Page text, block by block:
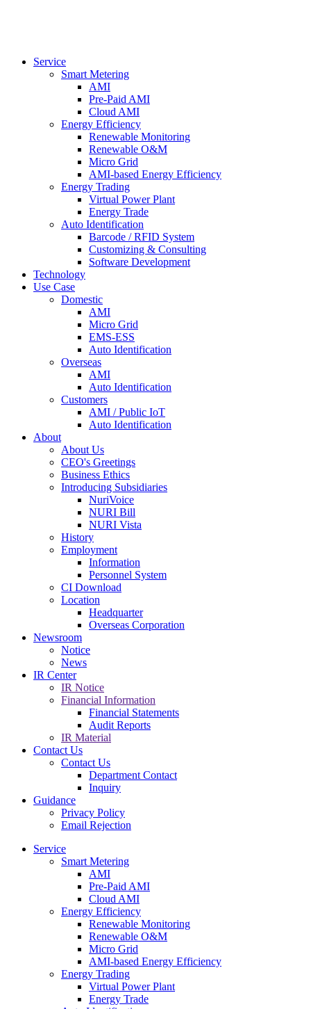
Service
Smart Metering
AMI
Pre-Paid AMI
Cloud AMI
Energy Efficiency
Renewable Monitoring
Renewable O&M
Micro Grid
AMI-based Energy Efficiency
Energy Trading
Virtual Power Plant
Energy Trade
Auto Identification
Barcode / RFID System
Customizing & Consulting
Software Development
Technology
Use Case
Domestic
AMI
Micro Grid
EMS-ESS
Auto Identification
Overseas
AMI
Auto Identification
Customers
AMI / Public IoT
Auto Identification
About
About Us
CEO's Greetings
Business Ethics
Introducing Subsidiaries
NuriVoice
NURI Bill
NURI Vista
History
Employment
Information
Personnel System
CI Download
Location
Headquarter
Overseas Corporation
Newsroom
Notice
News
IR Center
IR Notice
Financial Information
Financial Statements
Audit Reports
IR Material
Contact Us
Contact Us
Department Contact
Inquiry
Guidance
Privacy Policy
Email Rejection
Service
Smart Metering
AMI
Pre-Paid AMI
Cloud AMI
Energy Efficiency
Renewable Monitoring
Renewable O&M
Micro Grid
AMI-based Energy Efficiency
Energy Trading
Virtual Power Plant
Energy Trade